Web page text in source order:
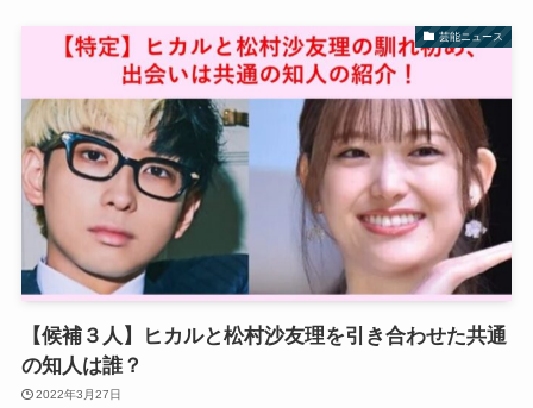
芸能ニュース
【候補３人】ヒカルと松村沙友理を引き合わせた共通
の知人は誰？
2022年3月27日